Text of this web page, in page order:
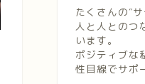
たくさんの″
人と人とのつ
います。
ポジティブな
性目線でサポ